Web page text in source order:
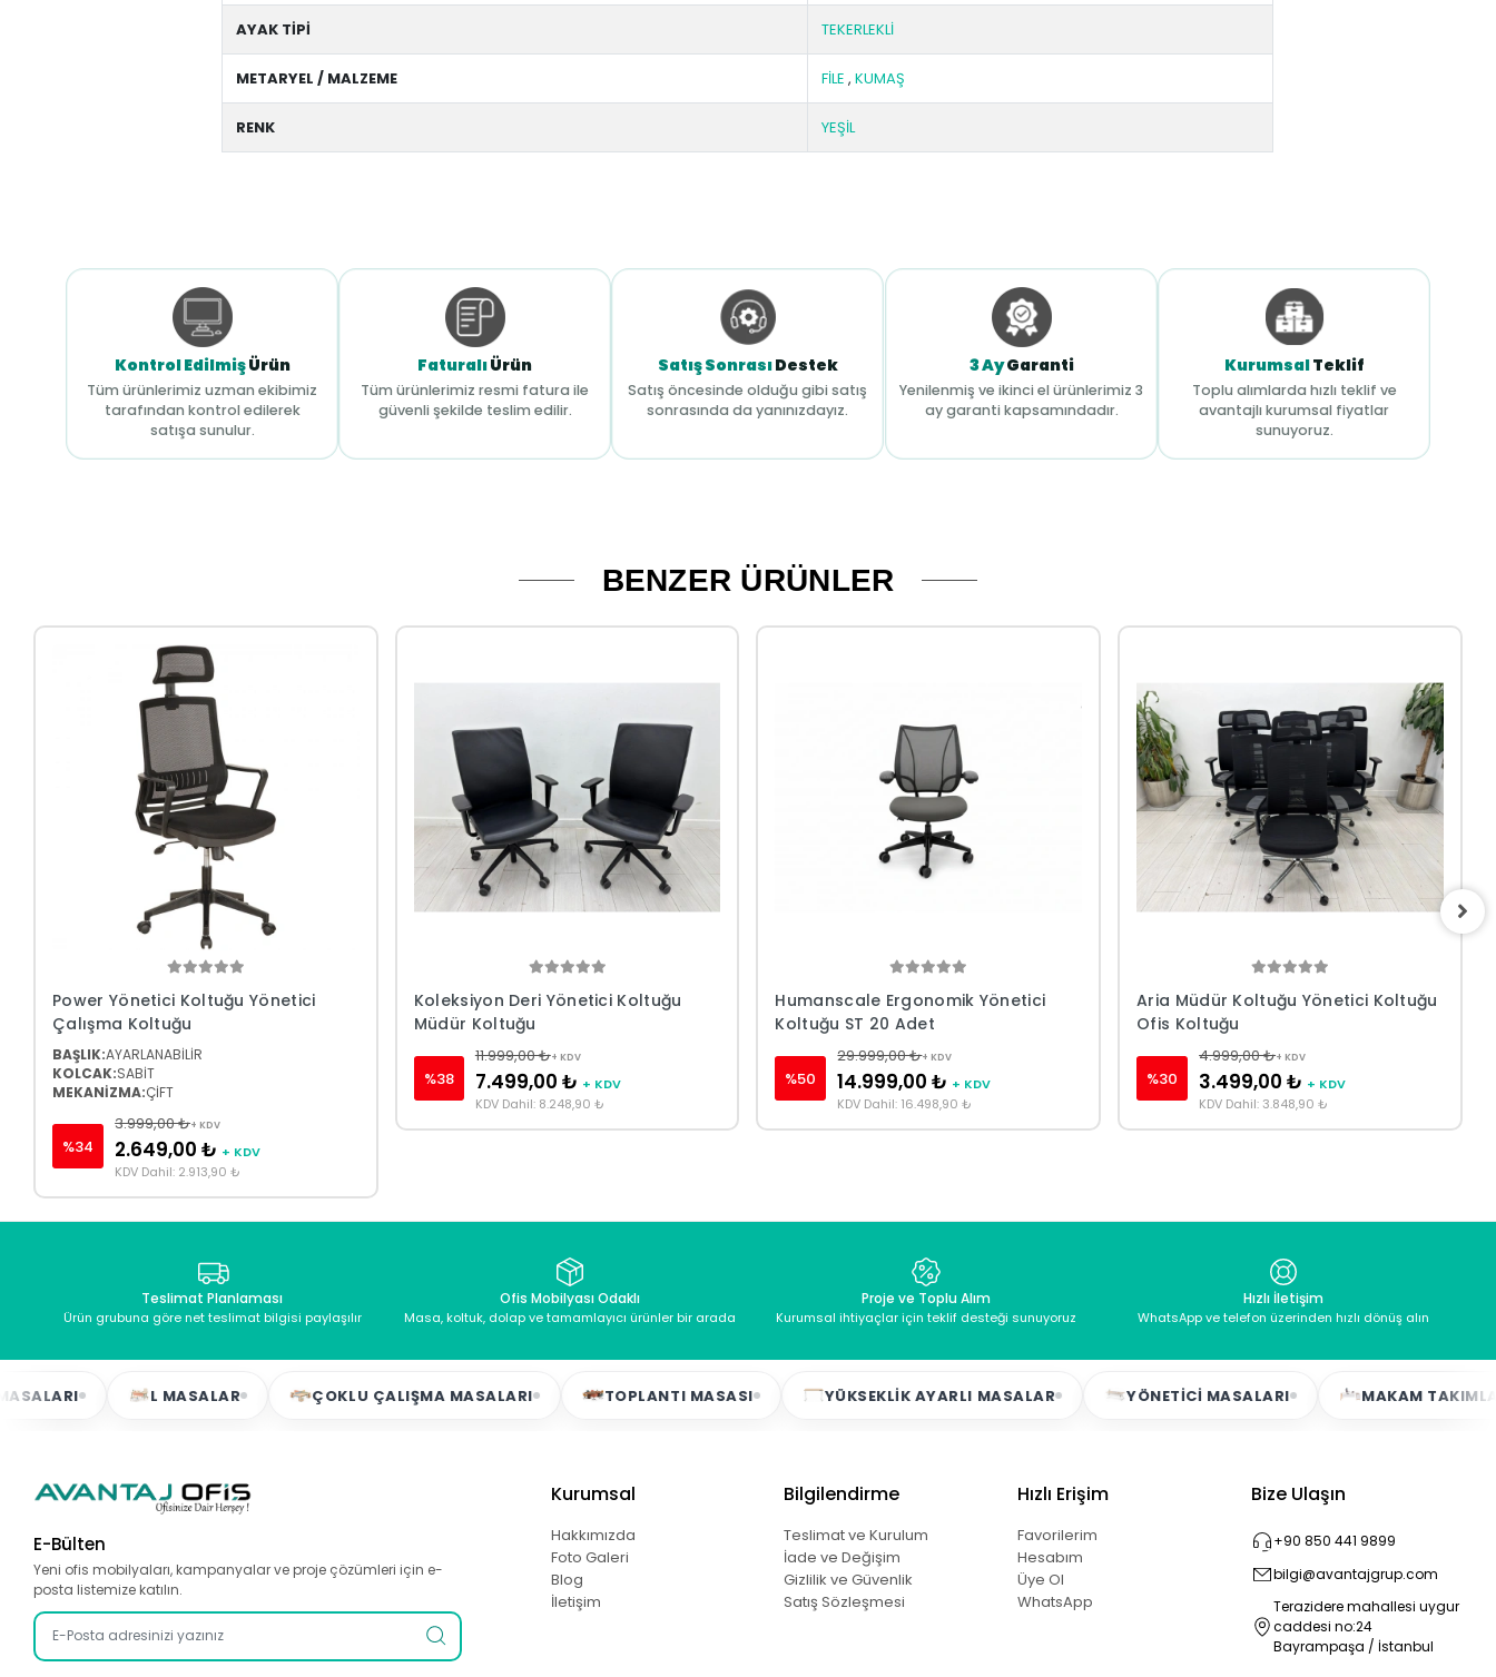
AYAK TİPİ TEKERLEKLİ
METARYEL / MALZEME FİLE ,KUMAŞ
RENK YEŞİL
Kontrol EdilmişÜrün
Tüm ürünlerimiz uzman ekibimiz
tarafından kontrol edilerek
satışa sunulur.
FaturalıÜrün
Tüm ürünlerimiz resmi fatura ile
güvenli şekilde teslim edilir.
Satış SonrasıDestek
Satış öncesinde olduğu gibi satış
sonrasında da yanınızdayız.
3 AyGaranti
Yenilenmiş ve ikinci el ürünlerimiz 3
ay garanti kapsamındadır.
KurumsalTeklif
Toplu alımlarda hızlı teklif ve
avantajlı kurumsal fiyatlar
sunuyoruz.
BENZER ÜRÜNLER
Power Yönetici Koltuğu Yönetici
Çalışma Koltuğu
BAŞLIK:AYARLANABİLİR
KOLCAK:SABİT
MEKANİZMA:ÇİFT
%34
3.999,00 ₺+ KDV
2.649,00 ₺ + KDV
KDV Dahil: 2.913,90 ₺
Koleksiyon Deri Yönetici Koltuğu
Müdür Koltuğu
%38
11.999,00 ₺+ KDV
7.499,00 ₺ + KDV
KDV Dahil: 8.248,90 ₺
Humanscale Ergonomik Yönetici
Koltuğu ST 20 Adet
%50
29.999,00 ₺+ KDV
14.999,00 ₺ + KDV
KDV Dahil: 16.498,90 ₺
Aria Müdür Koltuğu Yönetici Koltuğu
Ofis Koltuğu
%30
4.999,00 ₺+ KDV
3.499,00 ₺ + KDV
KDV Dahil: 3.848,90 ₺
Teslimat Planlaması
Ürün grubuna göre net teslimat bilgisi paylaşılır
Ofis Mobilyası Odaklı
Masa, koltuk, dolap ve tamamlayıcı ürünler bir arada
Proje ve Toplu Alım
Kurumsal ihtiyaçlar için teklif desteği sunuyoruz
Hızlı İletişim
WhatsApp ve telefon üzerinden hızlı dönüş alın
L MASALAR ÇOKLU ÇALIŞMA MASALARI TOPLANTI MASASI YÜKSEKLIK AYARLI MASALAR YÖNETICI MASALARI MAKAM TAKIMLARI
E-Bülten
Yeni ofis mobilyaları, kampanyalar ve proje çözümleri için e-
posta listemize katılın.
Kurumsal
Hakkımızda
Foto Galeri
Blog
İletişim
Bilgilendirme
Teslimat ve Kurulum
İade ve Değişim
Gizlilik ve Güvenlik
Satış Sözleşmesi
Hızlı Erişim
Favorilerim
Hesabım
Üye Ol
WhatsApp
Bize Ulaşın
+90 850 441 9899
bilgi@avantajgrup.com
Terazidere mahallesi uygur
caddesi no:24
Bayrampaşa / İstanbul